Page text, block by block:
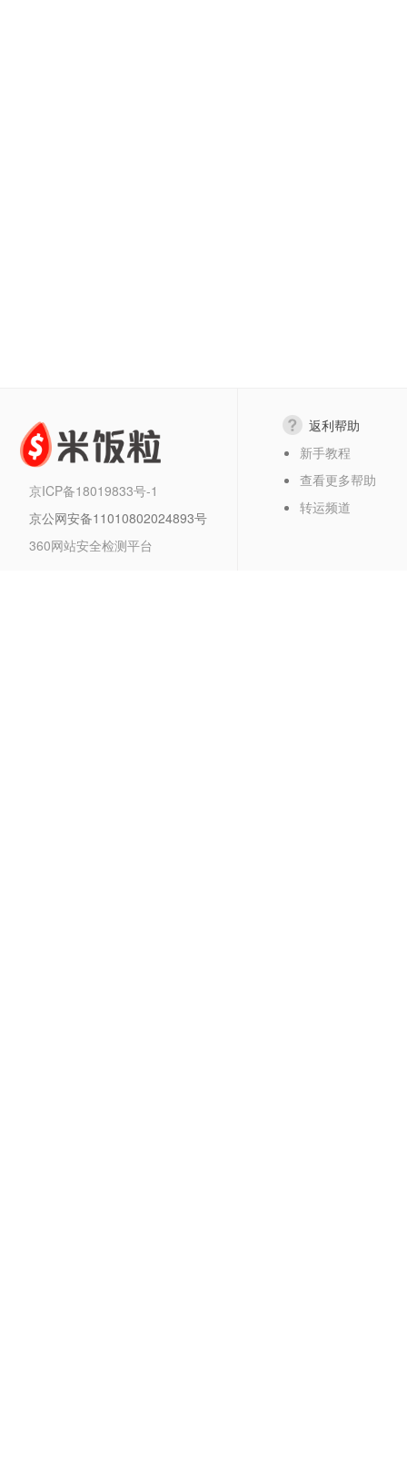
京ICP备18019833号-1
京公网安备11010802024893号
360网站安全检测平台
返利帮助
新手教程
查看更多帮助
转运频道